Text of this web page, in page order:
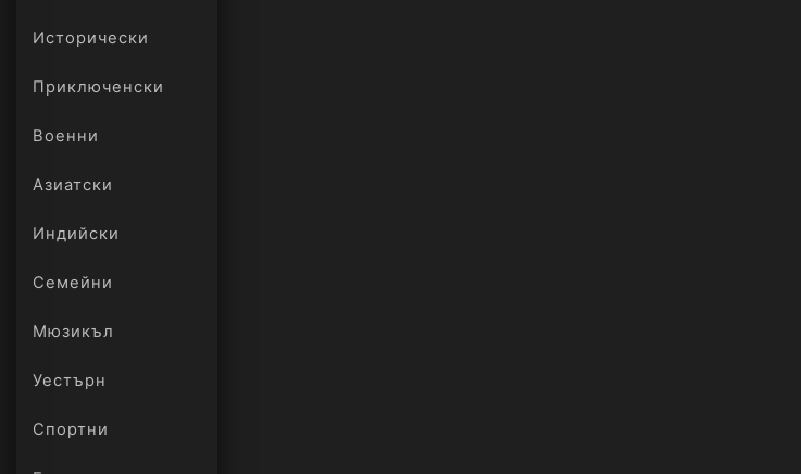
Исторически
Приключенски
Военни
Азиатски
Индийски
Семейни
Мюзикъл
Уестърн
Спортни